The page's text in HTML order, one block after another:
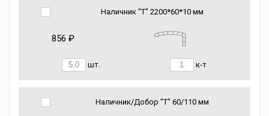
Наличник "Т" 2200*60*10 мм
856 ₽
шт. к-т
Наличник/Добор "Т" 60/110 мм